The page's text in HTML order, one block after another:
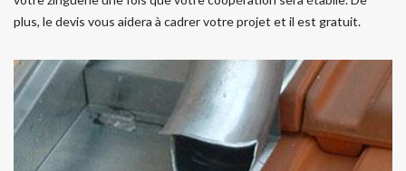
plus, le devis vous aidera à cadrer votre projet et il est gratuit.